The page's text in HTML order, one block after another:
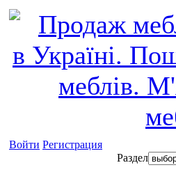
Войти Регистрация
Раздел